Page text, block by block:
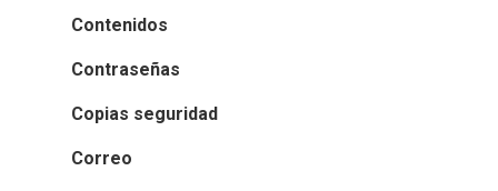
Contenidos
Contraseñas
Copias seguridad
Correo